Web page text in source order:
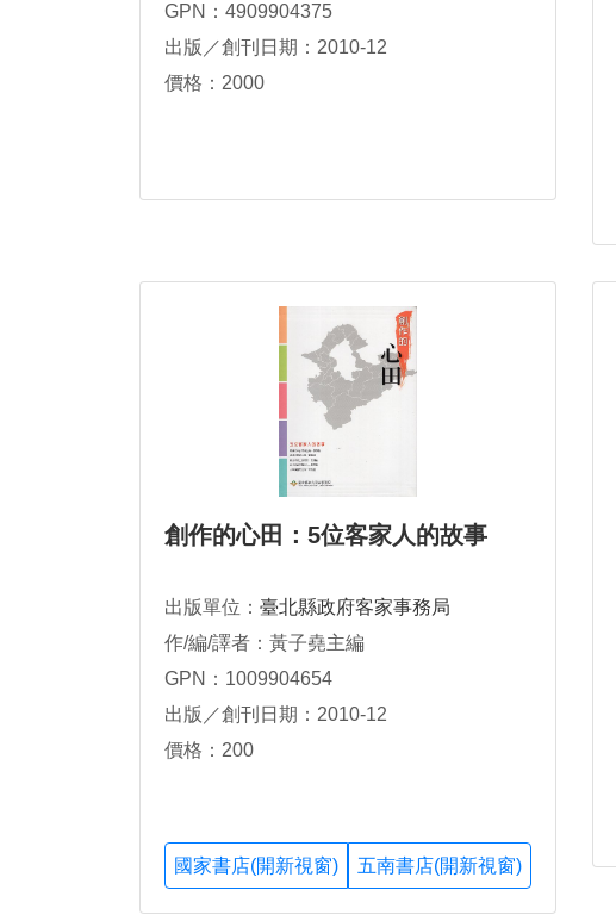
GPN：4909904375
出版／創刊日期：2010-12
價格：2000
創作的心田：5位客家人的故事
出版單位： 臺北縣政府客家事務局
作/編/譯者：黃子堯主編
GPN：1009904654
出版／創刊日期：2010-12
價格：200
國家書店(開新視窗) 五南書店(開新視窗)